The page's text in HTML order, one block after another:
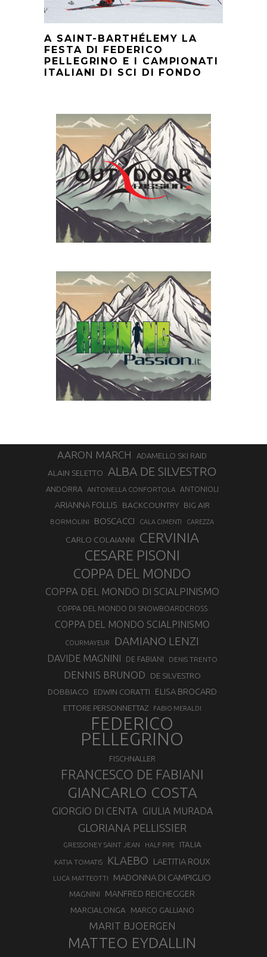
A SAINT-BARTHÉLEMY LA
FESTA DI FEDERICO
PELLEGRINO E I CAMPIONATI
ITALIANI DI SCI DI FONDO
AARON MARCH ADAMELLO SKI RAID
ALAIN SELETTO ALBA DE SILVESTRO
ANDORRA ANTONELLA CONFORTOLA ANTONIOLI
ARIANNA FOLLIS BACKCOUNTRY BIG AIR
BORMOLINI BOSCACCI CALA CIMENTI CAREZZA
CARLO COLAIANNI CERVINIA
CESARE PISONI
COPPA DEL MONDO
COPPA DEL MONDO DI SCIALPINISMO
COPPA DEL MONDO DI SNOWBOARDCROSS
COPPA DEL MONDO SCIALPINISMO
COURMAYEUR DAMIANO LENZI
DAVIDE MAGNINI DE FABIANI DENIS TRENTO
DENNIS BRUNOD DE SILVESTRO
DOBBIACO EDWIN CORATTI ELISA BROCARD
ETTORE PERSONNETTAZ FABIO MERALDI
FEDERICO
PELLEGRINO
FISCHNALLER
FRANCESCO DE FABIANI
GIANCARLO COSTA
GIORGIO DI CENTA GIULIA MURADA
GLORIANA PELLISSIER
GRESSONEY SAINT JEAN HALF PIPE ITALIA
KATIA TOMATIS KLAEBO LAETITIA ROUX
LUCA MATTEOTTI MADONNA DI CAMPIGLIO
MAGNINI MANFRED REICHEGGER
MARCIALONGA MARCO GALLIANO
MARIT BJOERGEN
MATTEO EYDALLIN